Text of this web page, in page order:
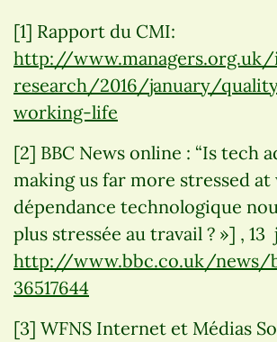
[1] Rapport du CMI:
http://
research/2016/january/
working-life
[2] BBC News online : “Is tech
making us far more stressed at
dépendance technologique
plus stressée au travail ? »] , 13
http://www.bbc.co.uk/news/
36517644
[3] WFNS Internet et Médias